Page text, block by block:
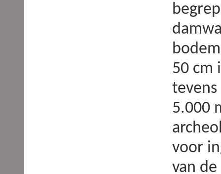
50 cm
5.000
voor
van